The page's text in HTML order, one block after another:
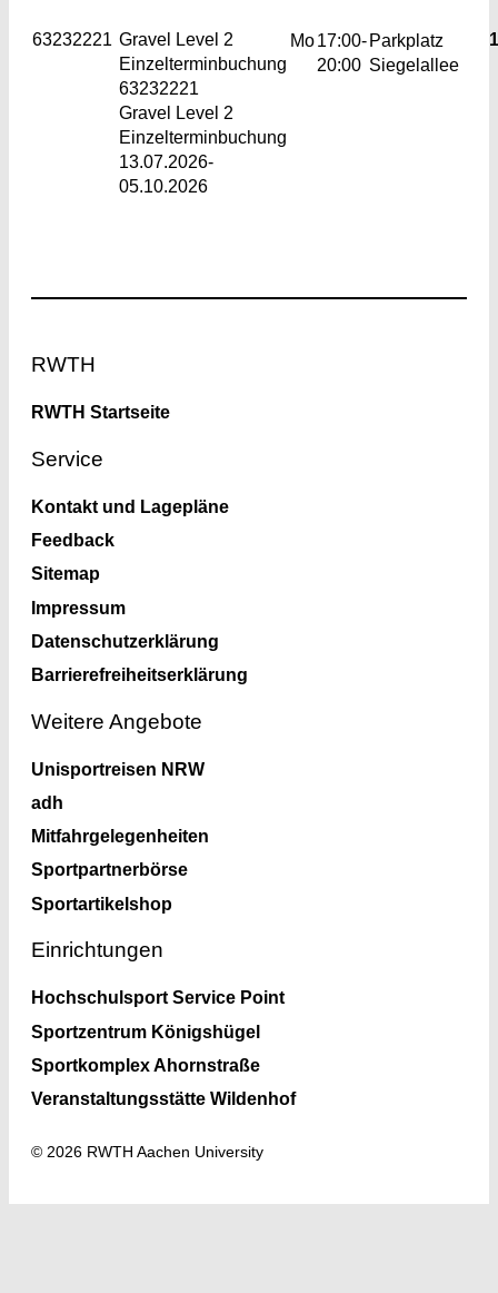
63232221 Gravel
Level 2
Einzelterminbuchung
63232221
Gravel Level 2
Einzelterminbuchung
13.07.2026-
05.10.2026
Mo17:00-
20:00
Parkplatz
Siegelallee
RWTH
RWTH Startseite
Service
Kontakt und Lagepläne
Feedback
Sitemap
Impressum
Datenschutzerklärung
Barrierefreiheitserklärung
Weitere Angebote
Unisportreisen NRW
adh
Mitfahrgelegenheiten
Sportpartnerbörse
Sportartikelshop
Einrichtungen
Hochschulsport Service Point
Sportzentrum Königshügel
Sportkomplex Ahornstraße
Veranstaltungsstätte Wildenhof
© 2026 RWTH Aachen University